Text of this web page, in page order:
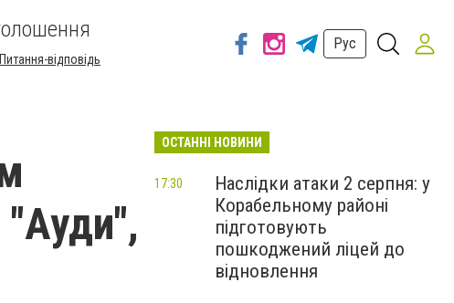
Питання-відповідь
Рус
ОСТАННІ НОВИНИ
Наслідки атаки 2 серпня: у
Корабельному районі
підготовують
пошкоджений ліцей до
відновлення
17:30